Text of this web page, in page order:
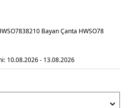
Bayan Çanta HWSO78
10.08.2026 - 13.08.2026